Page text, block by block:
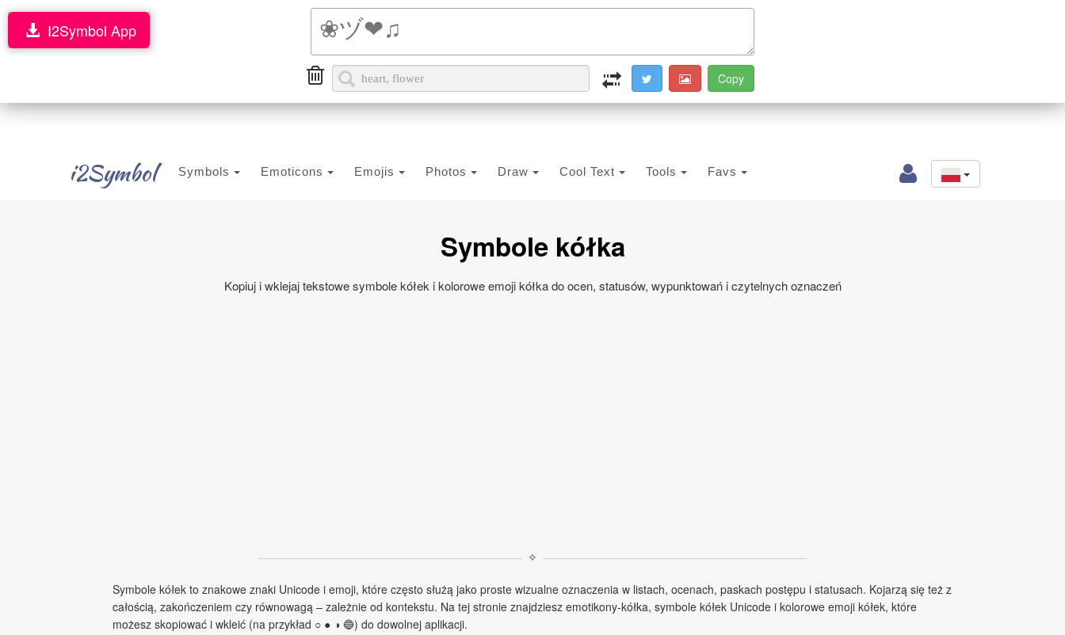
i2Symbol Symbols Emoticons Emojis Photos Draw Cool Text Tools Favs
I2Symbol App
Symbole kółka
Kopiuj i wklejaj tekstowe symbole kółek i kolorowe emoji kółka do ocen, statusów, wypunktowań i czytelnych oznaczeń
✧
Symbole kółek to znakowe znaki Unicode i emoji, które często służą jako proste wizualne oznaczenia w listach, ocenach, paskach postępu i statusach. Kojarzą się też z
całością, zakończeniem czy równowagą – zależnie od kontekstu. Na tej stronie znajdziesz emotikony-kółka, symbole kółek Unicode i kolorowe emoji kółek, które
możesz skopiować i wkleić (na przykład ○ ● ◑ 🔵) do dowolnej aplikacji.